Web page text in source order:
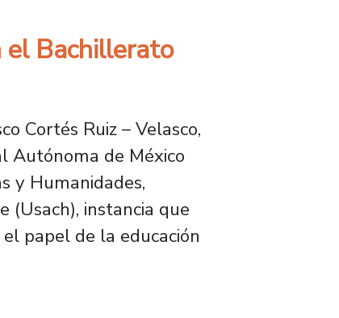
el Bachillerato
Cortés Ruiz – Velasco,
Autónoma de México
y Humanidades,
(Usach), instancia que
papel de la educación